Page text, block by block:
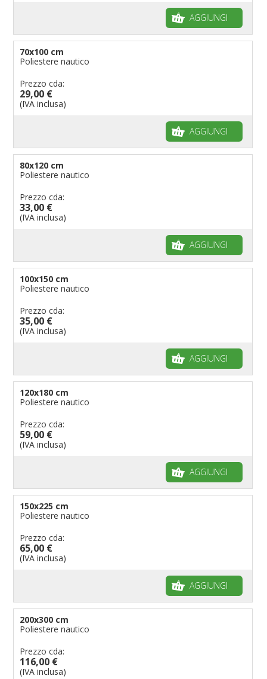
AGGIUNGI
70x100 cm
Poliestere nautico
Prezzo cda:
29,00 €
(IVA inclusa)
AGGIUNGI
80x120 cm
Poliestere nautico
Prezzo cda:
33,00 €
(IVA inclusa)
AGGIUNGI
100x150 cm
Poliestere nautico
Prezzo cda:
35,00 €
(IVA inclusa)
AGGIUNGI
120x180 cm
Poliestere nautico
Prezzo cda:
59,00 €
(IVA inclusa)
AGGIUNGI
150x225 cm
Poliestere nautico
Prezzo cda:
65,00 €
(IVA inclusa)
AGGIUNGI
200x300 cm
Poliestere nautico
Prezzo cda:
116,00 €
(IVA inclusa)